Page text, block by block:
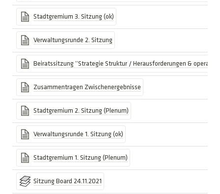
Stadtgremium 3. Sitzung (ok)
Verwaltungsrunde 2. Sitzung
Beiratssitzung “Strategie Struktur / Herausforderungen &
Zusammentragen Zwischenergebnisse
Stadtgremium 2. Sitzung (Plenum)
Verwaltungsrunde 1. Sitzung (ok)
Stadtgremium 1. Sitzung (Plenum)
Sitzung Board 24.11.2021